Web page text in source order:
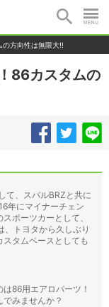
方向性は無限大!!
86カスタムの
て、スバルBRZと共に
年にマイナーチェン
ポーツカーとして、
トヨタから久しぶり
タムベースとしても
86用エアロパーツ！
みませんか？